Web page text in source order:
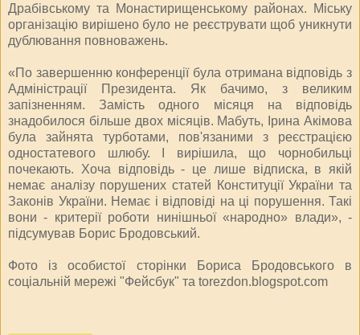
Драбівському та Монастирищенському районах. Міську
організацію вирішено було не реєструвати щоб уникнути
дублювання повноважень.
«По завершенню конференції була отримана відповідь з
Адміністрації Президента. Як бачимо, з великим
запізненням. Замість одного місяця на відповідь
знадобилося більше двох місяців. Мабуть, Ірина Акімова
була зайнята турботами, пов'язаними з реєстрацією
одностатевого шлюбу. І вирішила, що чорнобильці
почекають. Хоча відповідь - це лише відписка, в якій
немає аналізу порушених статей Конституції України та
Законів України. Немає і відповіді на ці порушення. Такі
вони - критерії роботи нинішньої «народно» влади», -
підсумував Борис Бродовський.
Фото із особистої сторінки Бориса Бродовського в
соціальній мережі "Фейсбук" та torezdon.blogspot.com